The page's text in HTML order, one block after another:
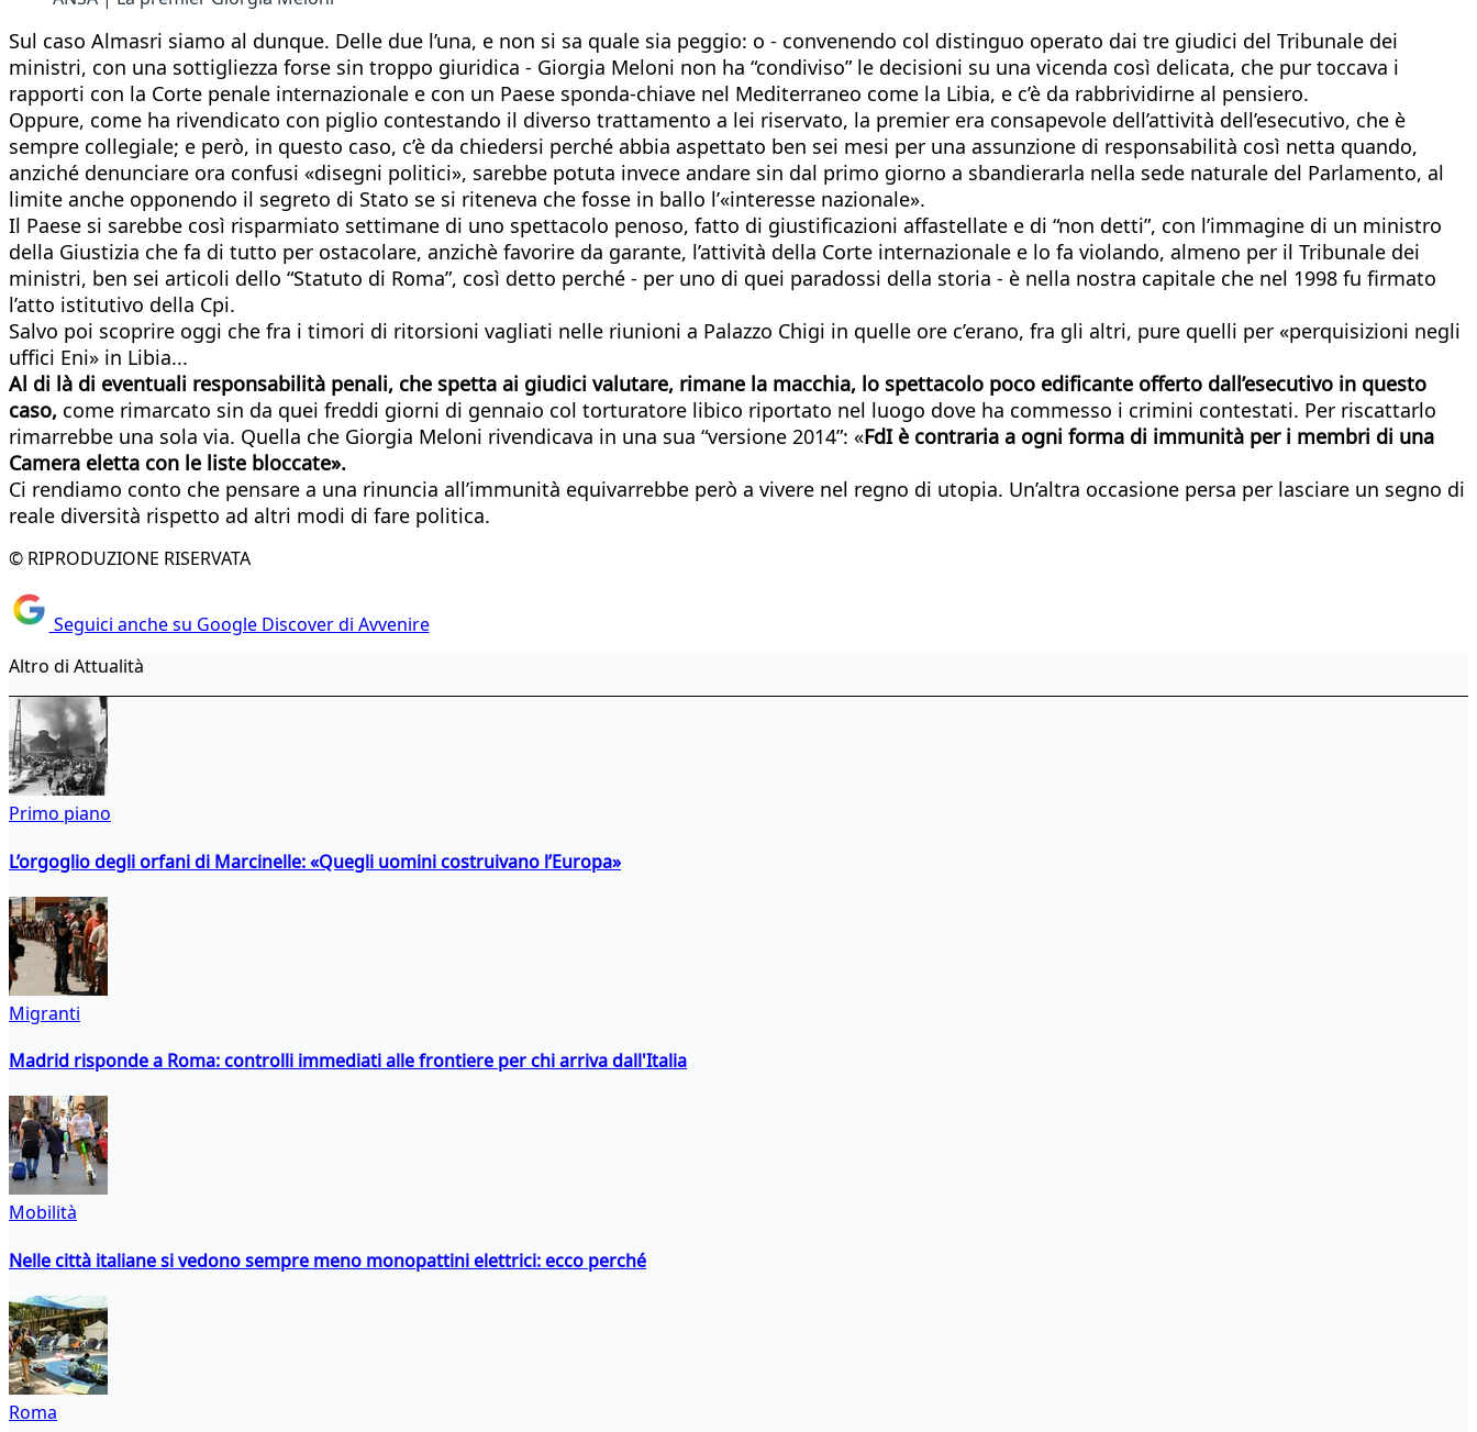
Sul caso Almasri siamo al dunque. Delle due l’una, e non si sa quale sia peggio: o - convenendo col distinguo operato dai tre giudici del Tribunale dei
ministri, con una sottigliezza forse sin troppo giuridica - Giorgia Meloni non ha “condiviso” le decisioni su una vicenda così delicata, che pur toccava i
rapporti con la Corte penale internazionale e con un Paese sponda-chiave nel Mediterraneo come la Libia, e c’è da rabbrividirne al pensiero.
Oppure, come ha rivendicato con piglio contestando il diverso trattamento a lei riservato, la premier era consapevole dell’attività dell’esecutivo, che è
sempre collegiale; e però, in questo caso, c’è da chiedersi perché abbia aspettato ben sei mesi per una assunzione di responsabilità così netta quando,
anziché denunciare ora confusi «disegni politici», sarebbe potuta invece andare sin dal primo giorno a sbandierarla nella sede naturale del Parlamento, al
limite anche opponendo il segreto di Stato se si riteneva che fosse in ballo l’«interesse nazionale».
Il Paese si sarebbe così risparmiato settimane di uno spettacolo penoso, fatto di giustificazioni affastellate e di “non detti”, con l’immagine di un ministro
della Giustizia che fa di tutto per ostacolare, anzichè favorire da garante, l’attività della Corte internazionale e lo fa violando, almeno per il Tribunale dei
ministri, ben sei articoli dello “Statuto di Roma”, così detto perché - per uno di quei paradossi della storia - è nella nostra capitale che nel 1998 fu firmato
l’atto istitutivo della Cpi.
Salvo poi scoprire oggi che fra i timori di ritorsioni vagliati nelle riunioni a Palazzo Chigi in quelle ore c’erano, fra gli altri, pure quelli per «perquisizioni negli
uffici Eni» in Libia...
Al di là di eventuali responsabilità penali, che spetta ai giudici valutare, rimane la macchia, lo spettacolo poco edificante offerto dall’esecutivo in questo
caso, come rimarcato sin da quei freddi giorni di gennaio col torturatore libico riportato nel luogo dove ha commesso i crimini contestati. Per riscattarlo
rimarrebbe una sola via. Quella che Giorgia Meloni rivendicava in una sua “versione 2014”: «FdI è contraria a ogni forma di immunità per i membri di una
Camera eletta con le liste bloccate».
Ci rendiamo conto che pensare a una rinuncia all’immunità equivarrebbe però a vivere nel regno di utopia. Un’altra occasione persa per lasciare un segno di
reale diversità rispetto ad altri modi di fare politica.
© RIPRODUZIONE RISERVATA
Seguici anche su Google Discover di Avvenire
Altro di Attualità
Primo piano
L’orgoglio degli orfani di Marcinelle: «Quegli uomini costruivano l’Europa»
Migranti
Madrid risponde a Roma: controlli immediati alle frontiere per chi arriva dall'Italia
Mobilità
Nelle città italiane si vedono sempre meno monopattini elettrici: ecco perché
Roma